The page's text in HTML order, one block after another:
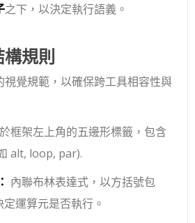
之下，以決定執行語義。
規則
視覺規範，以確保跨工具相容性與
框架左上角的五邊形標籤，包含
alt, loop, par).
內聯布林表達式，以方括號包
定運算元是否執行。